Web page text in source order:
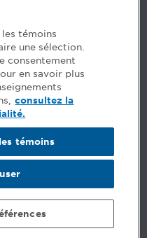
agréés du Québec
témoins
une sélection.
consentement
en savoir plus
consultez la
témoins